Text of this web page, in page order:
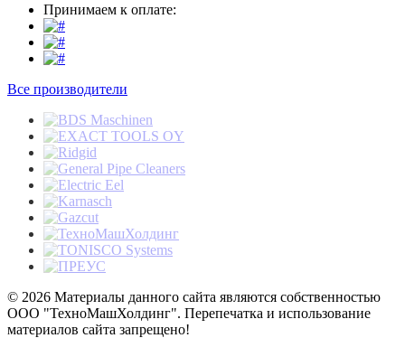
Принимаем к оплате:
Все производители
© 2026 Материалы данного сайта являются собственностью
ООО "ТехноМашХолдинг". Перепечатка и использование
материалов сайта запрещено!